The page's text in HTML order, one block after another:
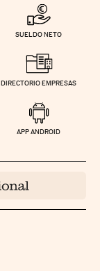
SUELDO NETO
DIRECTORIO EMPRESAS
APP ANDROID